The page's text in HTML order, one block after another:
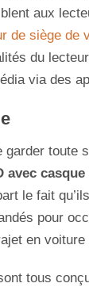
aux
de siège de
du
via des
toute
avec casque
le fait
pour
en
tous